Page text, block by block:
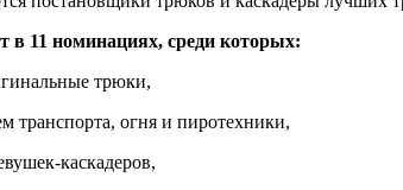
в 11 номинациях, среди которых:
трюки,
огня и пиротехники,
каскадеров,